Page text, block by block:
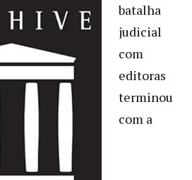
batalha
judicial
com
editoras
terminou
com a